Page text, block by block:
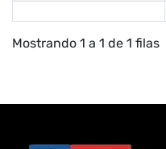
Mostrando 1 a 1 de 1 filas